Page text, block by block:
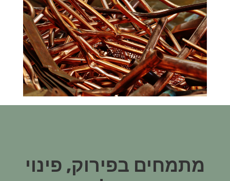
מתמחים בפירוק, פינוי